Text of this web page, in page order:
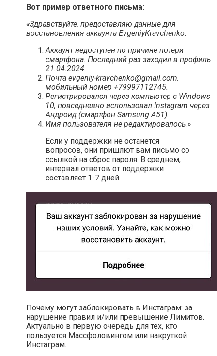
Вот пример ответного письма:
«Здравствуйте, предоставляю данные для
восстановления аккаунта EvgeniyKravchenko.
Аккаунт недоступен по причине потери
смартфона. Последний раз заходил в профиль
21.04.2024.
Почта evgeniy-kravchenko@gmail.com,
мобильный номер +79997112745.
Регистрировался через компьютер с Windows
10, повседневно использовал Instagram через
Андроид (смартфон Samsung A51).
Имя пользователя не редактировалось.»
Если у поддержки не останется
вопросов, они пришлют вам письмо со
ссылкой на сброс пароля. В среднем,
интервал ответов от поддержки
составляет 1-7 дней.
Почему могут заблокировать в Инстаграм: за
нарушение правил и/или превышение Лимитов.
Актуально в первую очередь для тех, кто
пользуется Массфоловингом или накруткой
Инстаграм.